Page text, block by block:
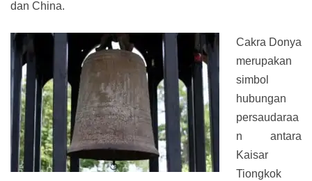
dan China.
Cakra Donya
merupakan
simbol
hubungan
persaudaraa
n antara
Kaisar
Tiongkok